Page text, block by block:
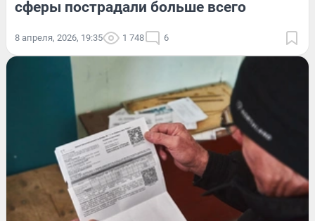
сферы пострадали больше всего
8 апреля, 2026, 19:35 1 748 6